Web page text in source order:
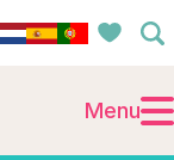
Menu